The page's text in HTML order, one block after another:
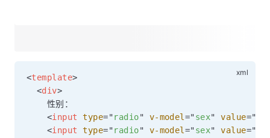
<template>
<div>
    性别：
<input type="radio" v-model ="sex" value="
<input type="radio" v-model ="sex" value="